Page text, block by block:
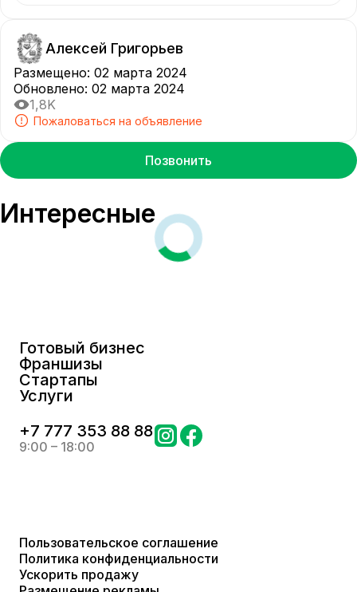
Алексей Григорьев
Размещено: 02 марта 2024
Обновлено: 02 марта 2024
1,8K
Пожаловаться на объявление
Позвонить
Интересные
Готовый бизнес
Франшизы
Стартапы
Услуги
+7 777 353 88 88
9:00 – 18:00
Пользовательское соглашение
Политика конфиденциальности
Ускорить продажу